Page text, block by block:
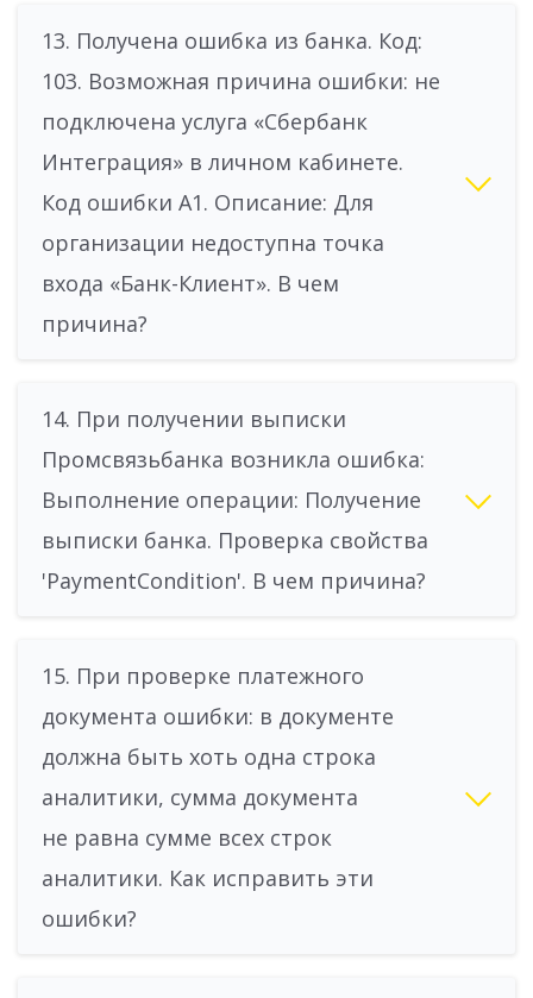
13. Получена ошибка из банка. Код:
103. Возможная причина ошибки: не
подключена услуга «Сбербанк
Интеграция» в личном кабинете.
Код ошибки А1. Описание: Для
организации недоступна точка
входа «Банк-Клиент». В чем
причина?
14. При получении выписки
Промсвязьбанка возникла ошибка:
Выполнение операции: Получение
выписки банка. Проверка свойства
'PaymentCondition'. В чем причина?
15. При проверке платежного
документа ошибки: в документе
должна быть хоть одна строка
аналитики, сумма документа
не равна сумме всех строк
аналитики. Как исправить эти
ошибки?